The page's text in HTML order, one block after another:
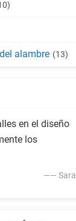
alambre (13)
en el diseño
los
—— Sara